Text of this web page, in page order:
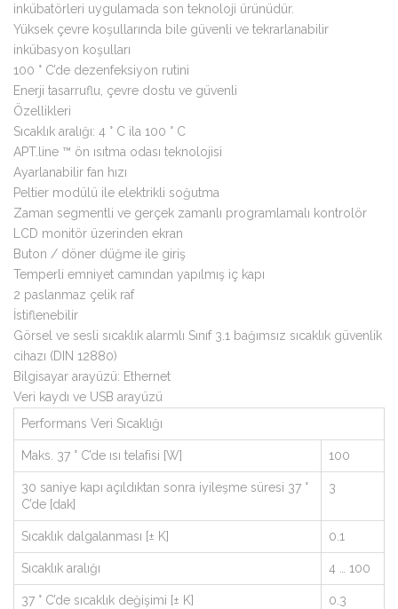
inkübatörleri uygulamada son teknoloji ürünüdür.
Yüksek çevre koşullarında bile güvenli ve tekrarlanabilir
inkübasyon koşulları
100 ° C’de dezenfeksiyon rutini
Enerji tasarruflu, çevre dostu ve güvenli
Özellikleri
Sıcaklık aralığı: 4 ° C ila 100 ° C
APT.line ™ ön ısıtma odası teknolojisi
Ayarlanabilir fan hızı
Peltier modülü ile elektrikli soğutma
Zaman segmentli ve gerçek zamanlı programlamalı kontrolör
LCD monitör üzerinden ekran
Buton / döner düğme ile giriş
Temperli emniyet camından yapılmış iç kapı
2 paslanmaz çelik raf
İstiflenebilir
Görsel ve sesli sıcaklık alarmlı Sınıf 3.1 bağımsız sıcaklık güvenlik
cihazı (DIN 12880)
Bilgisayar arayüzü: Ethernet
Veri kaydı ve USB arayüzü
Performans Veri Sıcaklığı
Maks. 37 ° C’de ısı telafisi [W] 100
30 saniye kapı açıldıktan sonra iyileşme süresi 37 °
C’de [dak]
3
Sıcaklık dalgalanması [± K] 0.1
Sıcaklık aralığı 4 … 100
37 ° C’de sıcaklık değişimi [± K] 0.3